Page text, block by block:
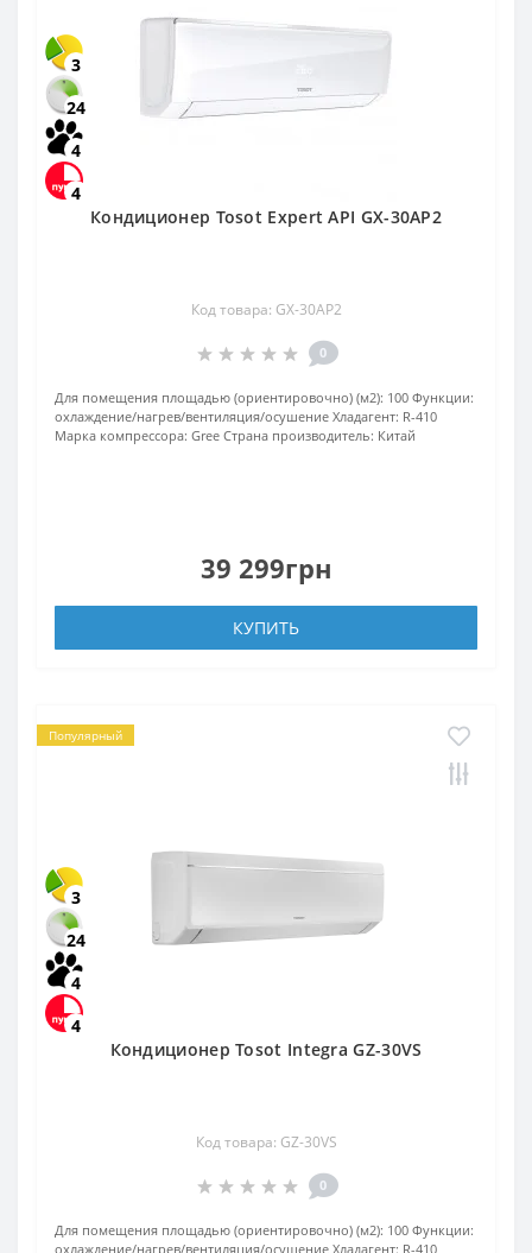
3
24
4
4
Кондиционер Tosot Expert API GX-30AP2
Код товара: GX-30AP2
0
Для помещения площадью (ориентировочно) (м2): 100 Функции:
охлаждение/нагрев/вентиляция/осушение Хладагент: R-410
Марка компрессора: Gree Страна производитель: Китай
39 299грн
КУПИТЬ
Популярный
3
24
4
4
Кондиционер Tosot Integra GZ-30VS
Код товара: GZ-30VS
0
Для помещения площадью (ориентировочно) (м2): 100 Функции:
охлаждение/нагрев/вентиляция/осушение Хладагент: R-410